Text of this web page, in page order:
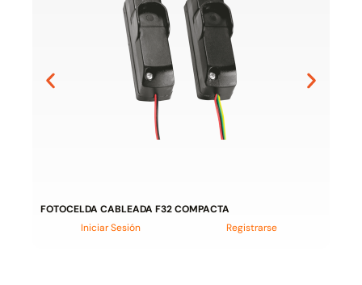
FOTOCELDA CABLEADA F32 COMPACTA
Iniciar Sesión
Registrarse